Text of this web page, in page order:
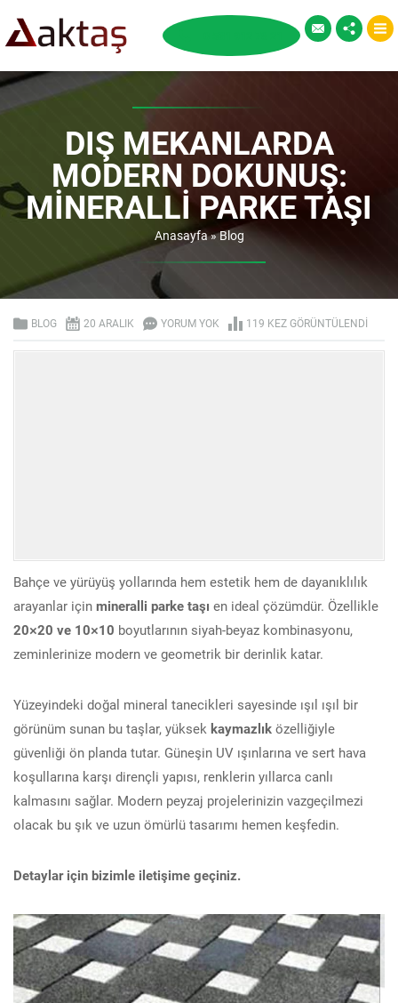
DIŞ MEKANLARDA
MODERN DOKUNUŞ:
MINERALLI PARKE TAŞI
Anasayfa»Blog
BLOG 20 ARALIK YORUM YOK 119 KEZ GÖRÜNTÜLENDI
Bahçe ve yürüyüş yollarında hem estetik hem de dayanıklılık
arayanlar için mineralli parke taşı en ideal çözümdür. Özellikle
20×20 ve 10×10 boyutlarının siyah-beyaz kombinasyonu,
zeminlerinize modern ve geometrik bir derinlik katar.
Yüzeyindeki doğal mineral tanecikleri sayesinde ışıl ışıl bir
görünüm sunan bu taşlar, yüksek kaymazlık özelliğiyle
güvenliği ön planda tutar. Güneşin UV ışınlarına ve sert hava
koşullarına karşı dirençli yapısı, renklerin yıllarca canlı
kalmasını sağlar. Modern peyzaj projelerinizin vazgeçilmezi
olacak bu şık ve uzun ömürlü tasarımı hemen keşfedin.
Detaylar için bizimle iletişime geçiniz.